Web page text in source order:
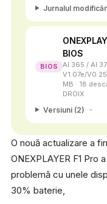
Jurnalul
BIOS
BIOS
AI 365 / AI
V1.07e/
MB · 18
DROIX
Versiuni (2)
O nouă actualizare a
ONEXPLAYER F1 Pro
problemă cu unele
30% baterie,